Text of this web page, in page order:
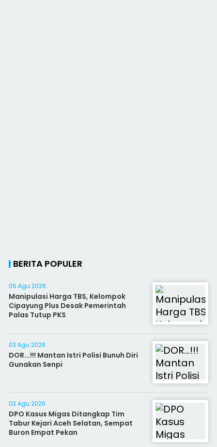
BERITA POPULER
05 Agu 2026
Manipulasi Harga TBS, Kelompok
Cipayung Plus Desak Pemerintah
Palas Tutup PKS
03 Agu 2026
DOR...!!! Mantan Istri Polisi Bunuh Diri
Gunakan Senpi
03 Agu 2026
DPO Kasus Migas Ditangkap Tim
Tabur Kejari Aceh Selatan, Sempat
Buron Empat Pekan